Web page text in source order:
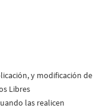
y modificación de
Libres
las realicen